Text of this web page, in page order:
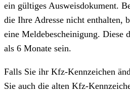
ein gültiges Ausweisdokument.
die Ihre Adresse nicht enthalten,
eine Meldebescheinigung. Diese
als 6 Monate sein.
Falls Sie ihr Kfz-Kennzeichen
Sie auch die alten Kfz-